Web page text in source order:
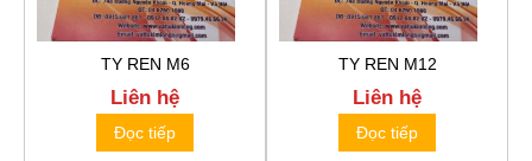
TY REN M6
Liên hệ
Đọc tiếp
TY REN M12
Liên hệ
Đọc tiếp